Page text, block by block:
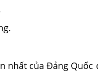
nhất của Đảng Quốc